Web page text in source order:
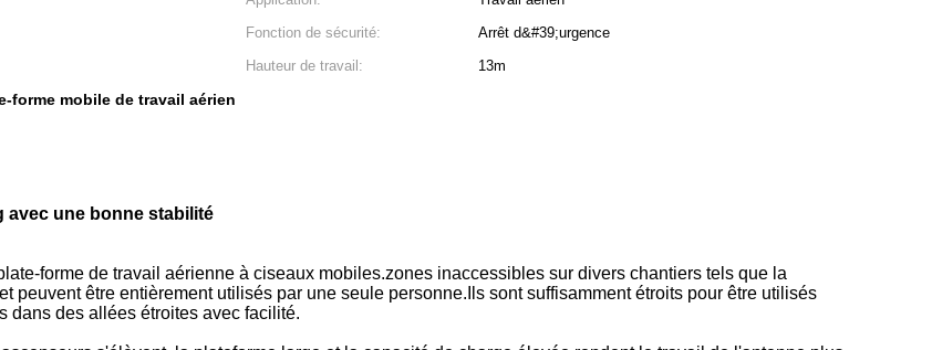
Fonction de sécurité:
Arrêt d&#39;urgence
Hauteur de travail:
13m
forme mobile de travail aérien
avec une bonne stabilité
forme de travail aérienne à ciseaux mobiles.zones inaccessibles sur divers chantiers tels que la
peuvent être entièrement utilisés par une seule personne.Ils sont suffisamment étroits pour être utilisés
dans des allées étroites avec facilité.